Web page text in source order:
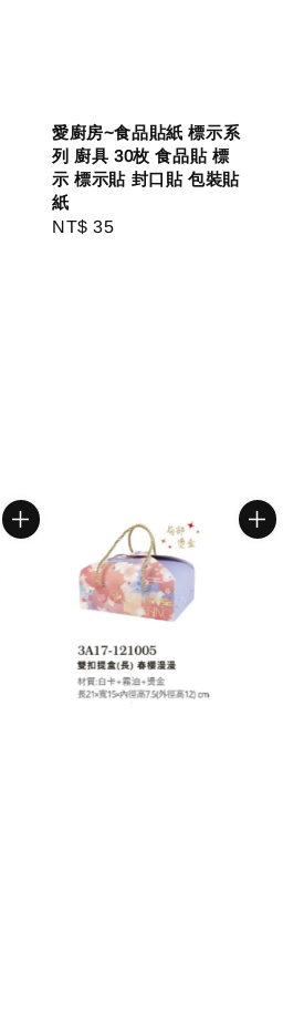
愛廚房~食品貼紙 標示系
列 廚具 30枚 食品貼 標
示 標示貼 封口貼 包裝貼
紙
Regular
NT$ 35